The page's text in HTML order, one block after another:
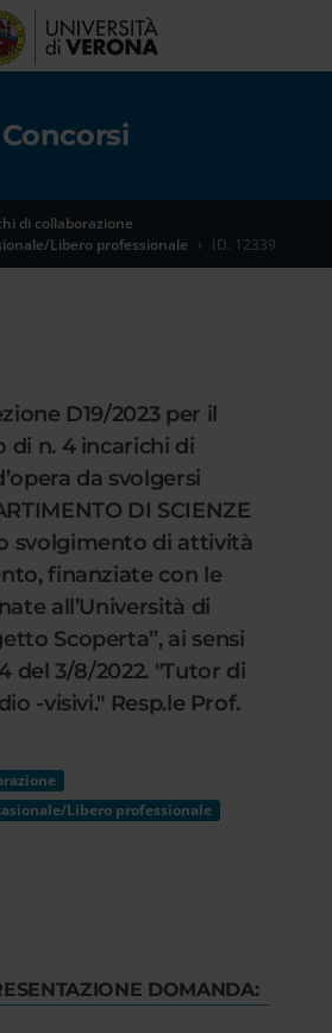
Concorsi
di collaborazione
Libero professionale
ID. 12339
D19/2023 per il
di n. 4 incarichi di
da svolgersi
DI SCIENZE
svolgimento di attività
finanziate con le
all’Università di
Scoperta”, ai sensi
del 3/8/2022. "Tutor di
-visivi." Resp.le Prof.
Libero professionale
DOMANDA: